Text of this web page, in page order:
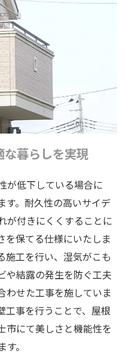
な暮らしを実現
が低下している場合に
す。耐久性の高いサイデ
が付きにくくすることに
を保てる仕様にいたしま
施工を行い、湿気がこも
や結露の発生を防ぐ工夫
わせた工事を施していま
工事を行うことで、屋根
市にて美しさと機能性を
。